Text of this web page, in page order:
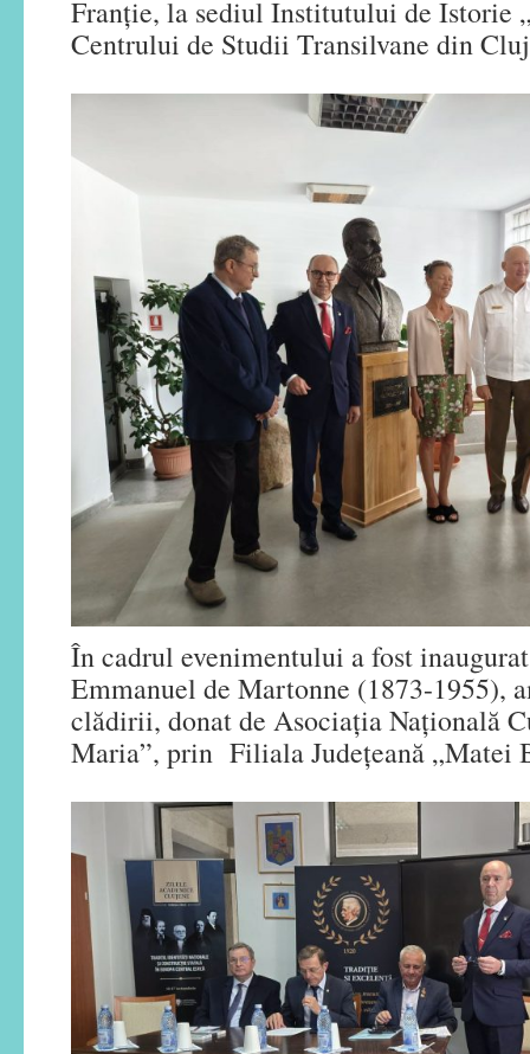
Franție, la sediul Institutului de Istorie
Centrului de Studii Transilvane din
În cadrul evenimentului a fost
Emmanuel de Martonne (1873-1955),
clădirii, donat de Asociația Națională
Maria”, prin Filiala Județeană „Matei